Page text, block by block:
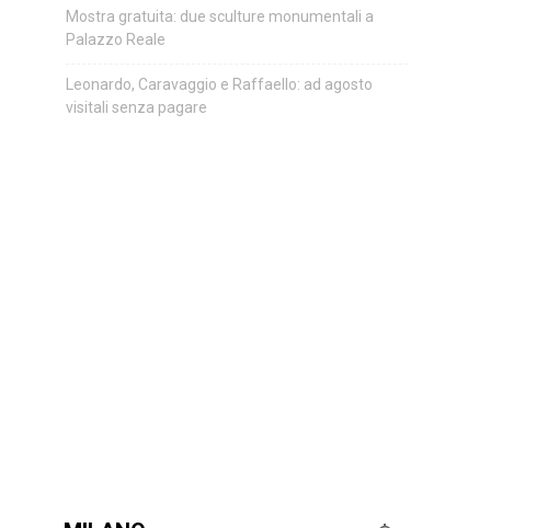
Mostra gratuita: due sculture monumentali a
Palazzo Reale
Leonardo, Caravaggio e Raffaello: ad agosto
visitali senza pagare